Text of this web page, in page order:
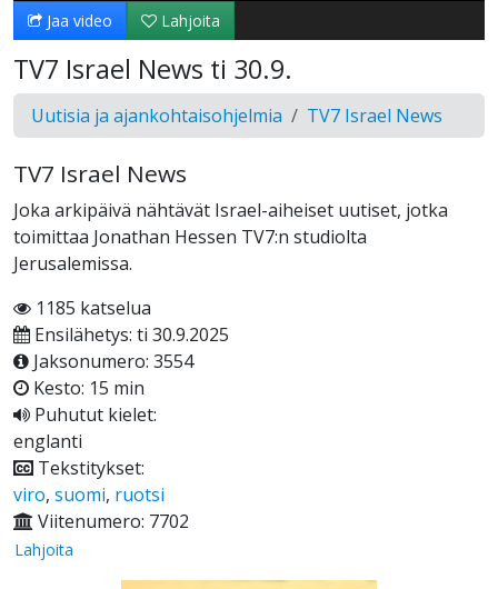
Jaa video Lahjoita
TV7 Israel News ti 30.9.
Uutisia ja ajankohtaisohjelmia TV7 Israel News
TV7 Israel News
Joka arkipäivä nähtävät Israel-aiheiset uutiset, jotka
toimittaa Jonathan Hessen TV7:n studiolta
Jerusalemissa.
1185 katselua
Ensilähetys: ti 30.9.2025
Jaksonumero: 3554
Kesto: 15 min
Puhutut kielet:
englanti
Tekstitykset:
viro, suomi, ruotsi
Viitenumero: 7702
Lahjoita